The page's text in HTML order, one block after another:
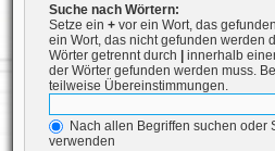
Suche nach Wörtern:
Setze ein +vor ein Wort, das
ein Wort, das nicht gefunden werden
Wörter getrennt durch |innerhalb
der Wörter gefunden werden muss.
teilweise Übereinstimmungen.
Nach allen Begriffen suchen oder
verwenden